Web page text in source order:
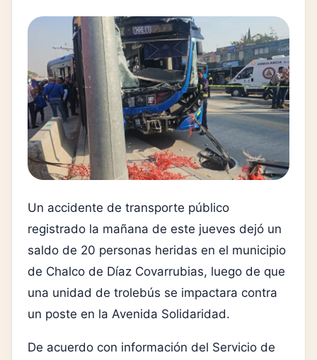
Un accidente de transporte público
registrado la mañana de este jueves dejó un
saldo de 20 personas heridas en el municipio
de Chalco de Díaz Covarrubias, luego de que
una unidad de trolebús se impactara contra
un poste en la Avenida Solidaridad.
De acuerdo con información del Servicio de